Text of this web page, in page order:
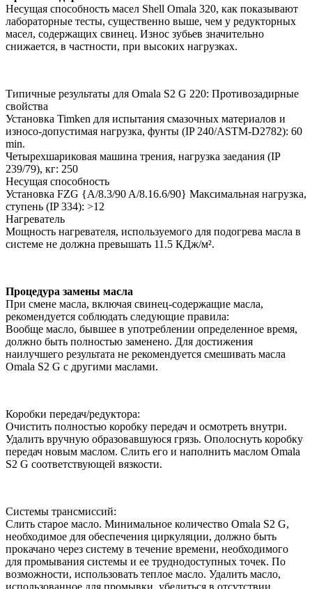
Несущая способность масел Shell Omala 320, как показывают
лабораторные тесты, существенно выше, чем у редукторных
масел, содержащих свинец. Износ зубьев значительно
снижается, в частности, при высоких нагрузках.
Типичные результаты для Omala S2 G 220: Противозадирные
свойства
Установка Timken для испытания смазочных материалов и
износо-допустимая нагрузка, фунты (IP 240/ASTM-D2782): 60
min.
Четырехшариковая машина трения, нагрузка заедания (IP
239/79), кг: 250
Несущая способность
Установка FZG {A/8.3/90 A/8.16.6/90} Максимальная нагрузка,
ступень (IP 334): >12
Нагреватель
Мощность нагревателя, используемого для подогрева масла в
системе не должна превышать 11.5 КДж/м².
Процедура замены масла
При смене масла, включая свинец-содержащие масла,
рекомендуется соблюдать следующие правила:
Вообще масло, бывшее в употреблении определенное время,
должно быть полностью заменено. Для достижения
наилучшего результата не рекомендуется смешивать масла
Omala S2 G с другими маслами.
Коробки передач/редуктора:
Очистить полностью коробку передач и осмотреть внутри.
Удалить вручную образовавшуюся грязь. Ополоснуть коробку
передач новым маслом. Слить его и наполнить маслом Omala
S2 G соответствующей вязкости.
Системы трансмиссий:
Слить старое масло. Минимальное количество Omala S2 G,
необходимое для обеспечения циркуляции, должно быть
прокачано через систему в течение времени, необходимого
для промывания системы и ее труднодоступных точек. По
возможности, использовать теплое масло. Удалить масло,